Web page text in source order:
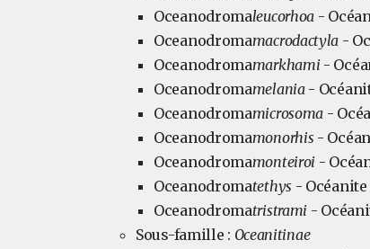
Oceanodromaleucorhoa -
Oceanodromamacrodactyla -
Oceanodromamarkhami -
Oceanodromamelania-
Oceanodromamicrosoma -
Oceanodromamonorhis -
Oceanodromamonteiroi -
Oceanodromatethys -
Oceanodromatristrami -
Sous-famille : Oceanitinae